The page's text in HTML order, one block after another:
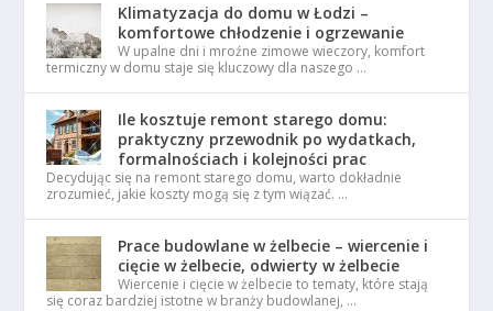
Klimatyzacja do domu w Łodzi –
komfortowe chłodzenie i ogrzewanie
W upalne dni i mroźne zimowe wieczory, komfort
termiczny w domu staje się kluczowy dla naszego …
Ile kosztuje remont starego domu:
praktyczny przewodnik po wydatkach,
formalnościach i kolejności prac
Decydując się na remont starego domu, warto dokładnie
zrozumieć, jakie koszty mogą się z tym wiązać. …
Prace budowlane w żelbecie – wiercenie i
cięcie w żelbecie, odwierty w żelbecie
Wiercenie i cięcie w żelbecie to tematy, które stają
się coraz bardziej istotne w branży budowlanej, …